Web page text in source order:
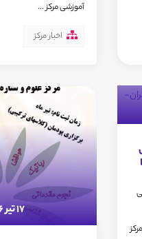
آموزشی مرکز ...
اخبار مرکز
17 تیر 1396